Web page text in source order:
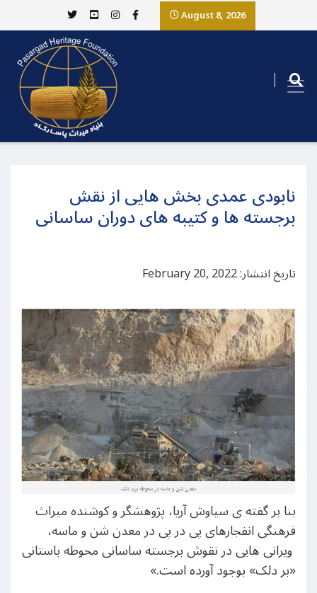
August 8, 2026
نابودی عمدی بخش هایی از نقش
برجسته ها و کتیبه های دوران ساسانی
تاریخ انتشار: February 20, 2022
بنا بر گفته ی سیاوش آریا، پژوهشگر و کوشنده میراث
فرهنگی انفجارهای پی در پی در معدن شن و ماسه،
ویرانی هایی در نقوش برجسته ساسانی محوطه باستانی
«بر دلک» بوجود آورده است.»